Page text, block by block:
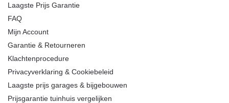
Laagste Prijs Garantie
FAQ
Mijn Account
Garantie & Retourneren
Klachtenprocedure
Privacyverklaring & Cookiebeleid
Laagste prijs garages & bijgebouwen
Prijsgarantie tuinhuis vergelijken